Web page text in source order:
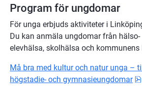
Program för ungdomar
För unga erbjuds aktiviteter i
Du kan anmäla ungdomar från hälso-
elevhälsa, skolhälsa och kommunens
Må bra med kultur och natur unga –
högstadie- och gymnasieungdomar